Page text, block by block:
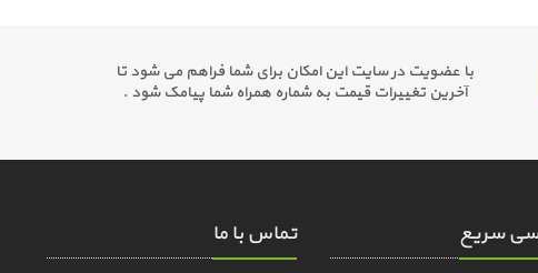
با عضویت در سایت این امکان برای شما فراهم می شود تا
آخرین تغییرات قیمت به شماره همراه شما پیامک شود .
سریع تماس با ما